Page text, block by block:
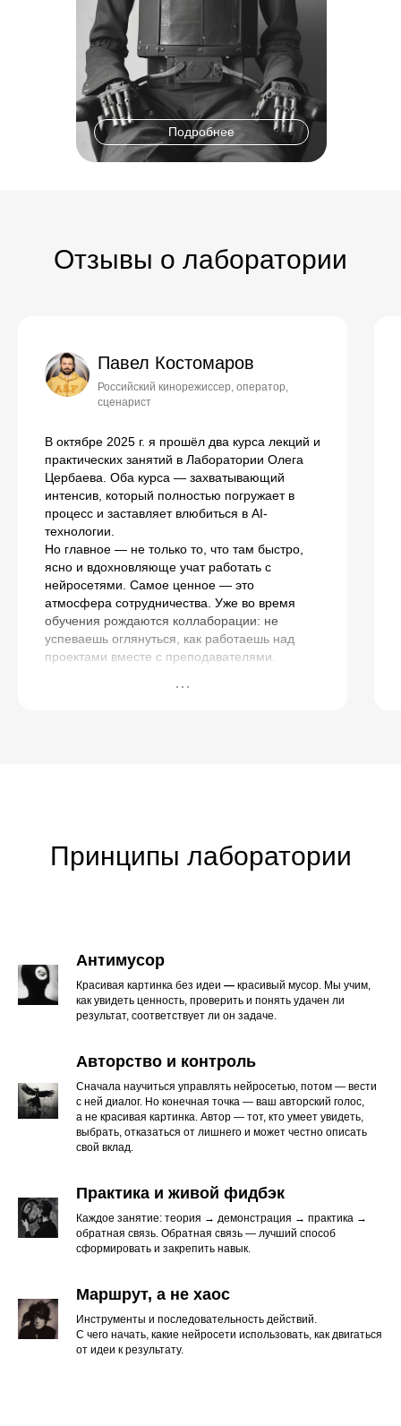
Подробнее
Отзывы о лаборатории
Павел Костомаров
Российский кинорежиссер, оператор,
сценарист
В октябре 2025 г. я прошёл два курса лекций и
практических занятий в Лаборатории Олега
Цербаева. Оба курса — захватывающий
интенсив, который полностью погружает в
процесс и заставляет влюбиться в AI-
технологии.
Но главное — не только то, что там быстро,
ясно и вдохновляюще учат работать с
нейросетями. Самое ценное — это
атмосфера сотрудничества. Уже во время
обучения рождаются коллаборации: не
успеваешь оглянуться, как работаешь над
проектами вместе с преподавателями.
Этим живым взаимопроникновением — когда
Принципы лаборатории
Антимусор
Красивая картинка без идеи — красивый мусор. Мы учим,
как увидеть ценность, проверить и понять удачен ли
результат, соответствует ли он задаче.
Авторство и контроль
Сначала научиться управлять нейросетью, потом — вести
с ней диалог. Но конечная точка — ваш авторски й голос,
а не красивая картинка. Автор — тот, кто умеет увидеть,
выбрать, отказаться от лишнего и может честно описать
свой вклад.
Практика и живой фидбэк
Каждое занятие: теория → демонстрация → практика →
обратная связь. Обратная связь — лучший способ
сформировать и закрепить навык.
Маршрут, а не хаос
Инструменты и последовательность действий.
С чего начать, какие нейросети использовать, как двигаться
от идеи к результату.